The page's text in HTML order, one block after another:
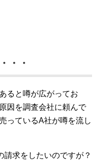
・・
ると噂が広がってお
因を調査会社に頼んで
っているA社が噂を流し
求をしたいのですが？